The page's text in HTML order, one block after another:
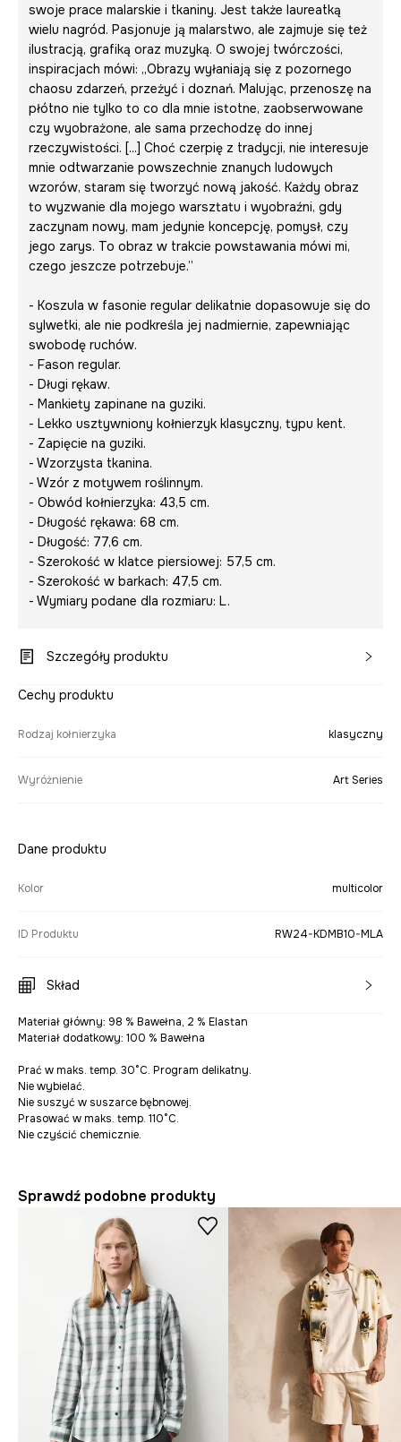
swoje prace malarskie i tkaniny. Jest także laureatką
wielu nagród. Pasjonuje ją malarstwo, ale zajmuje się też
ilustracją, grafiką oraz muzyką. O swojej twórczości,
inspiracjach mówi: „Obrazy wyłaniają się z pozornego
chaosu zdarzeń, przeżyć i doznań. Malując, przenoszę na
płótno nie tylko to co dla mnie istotne, zaobserwowane
czy wyobrażone, ale sama przechodzę do innej
rzeczywistości. [...] Choć czerpię z tradycji, nie interesuje
mnie odtwarzanie powszechnie znanych ludowych
wzorów, staram się tworzyć nową jakość. Każdy obraz
to wyzwanie dla mojego warsztatu i wyobraźni, gdy
zaczynam nowy, mam jedynie koncepcję, pomysł, czy
jego zarys. To obraz w trakcie powstawania mówi mi,
czego jeszcze potrzebuje.”
- Koszula w fasonie regular delikatnie dopasowuje się do
sylwetki, ale nie podkreśla jej nadmiernie, zapewniając
swobodę ruchów.
- Fason regular.
- Długi rękaw.
- Mankiety zapinane na guziki.
- Lekko usztywniony kołnierzyk klasyczny, typu kent.
- Zapięcie na guziki.
- Wzorzysta tkanina.
- Wzór z motywem roślinnym.
- Obwód kołnierzyka: 43,5 cm.
- Długość rękawa: 68 cm.
- Długość: 77,6 cm.
- Szerokość w klatce piersiowej: 57,5 cm.
- Szerokość w barkach: 47,5 cm.
- Wymiary podane dla rozmiaru: L.
Szczegóły produktu
Cechy produktu
Rodzaj kołnierzyka klasyczny
Wyróżnienie Art Series
Dane produktu
Kolor multicolor
ID Produktu RW24-KDMB10-MLA
Skład
Materiał główny: 98 % Bawełna, 2 % Elastan
Materiał dodatkowy: 100 % Bawełna
Prać w maks. temp. 30°C. Program delikatny.
Nie wybielać.
Nie suszyć w suszarce bębnowej.
Prasować w maks. temp. 110°C.
Nie czyścić chemicznie.
Sprawdź podobne produkty